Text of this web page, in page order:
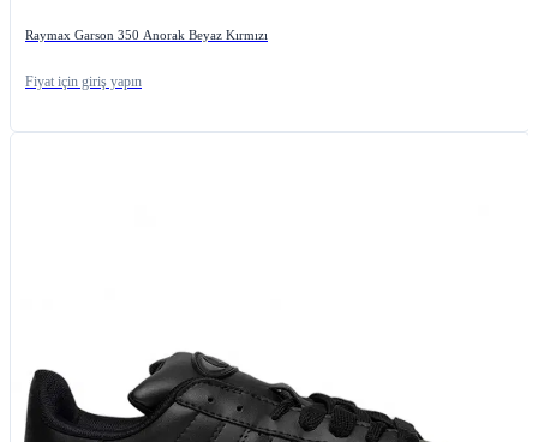
Raymax Garson 350 Anorak Beyaz Kırmızı
Fiyat için giriş yapın